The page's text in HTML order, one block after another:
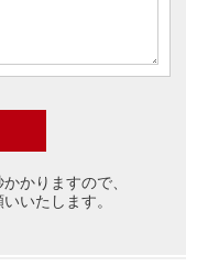
かりますので、
いたします。